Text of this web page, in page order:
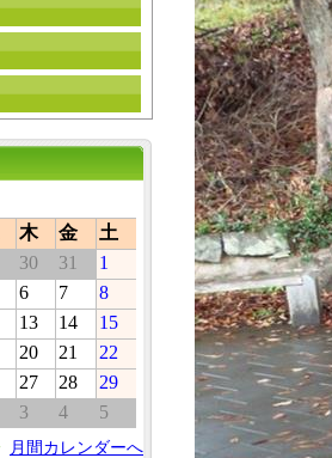
木 金
土
30 31
1
6 7
8
13 14
15
20 21
22
27 28
29
3 4 5
月間カレンダーへ